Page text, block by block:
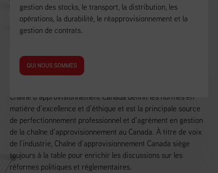
Alimenter la croissance économique du Canada
Chaîne d’approvisionnement Canada définit les normes en
matière d’excellence et d’éthique et est la principale source
de perfectionnement professionnel et d’agrément en gestion
de la chaîne d’approvisionnement au Canada. À titre de voix
de l’industrie, Chaîne d’approvisionnement Canada siège
toujours à la table pour enrichir les discussions sur les
réformes politiques et réglementaires.
gestion des stocks, le transport, la distribution, les
opérations, la durabilité, le réapprovisionnement et la
gestion de contrats.
QUI NOUS SOMMES